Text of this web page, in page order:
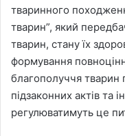
тваринного
тварин”, який
тварин, стану їх
формування
благополуччя тварин
підзаконних актів та
регулюватимуть це